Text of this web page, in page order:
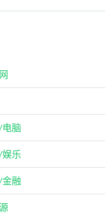
脑
乐
融